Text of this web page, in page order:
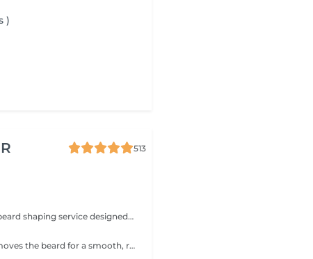
)
513
Refine your look with a precision beard shaping service designed to keep your beard clean, balanced, and well-defined. This service focuses on detailed trimming, shaping, and precise line work to enhance your natural facial structure and create a sharp, polished finish.
A clean and precise shave that removes the beard for a smooth, refreshed finish. Your skin is left soft, clean, and perfectly groomed.